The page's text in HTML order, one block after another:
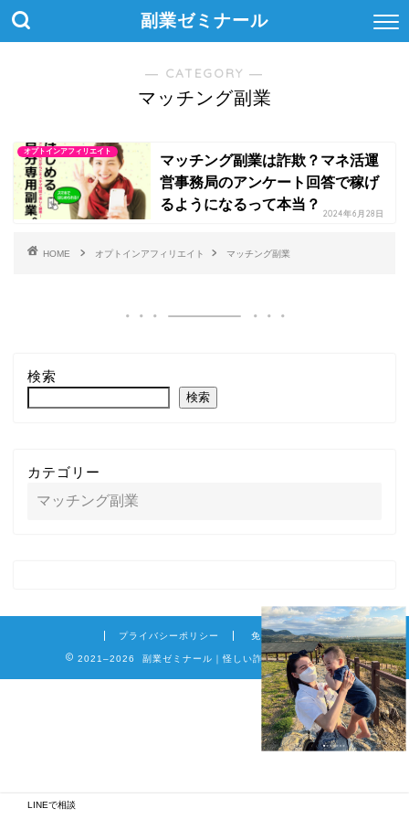
副業ゼミナール
― CATEGORY ―
マッチング副業
オプトインアフィリエイト
マッチング副業は詐欺？マネ活運
営事務局のアンケート回答で稼げ
るようになるって本当？
2024年6月28日
HOME オプトインアフィリエイト マッチング副業
検索
検索
カテゴリー
プライバシーポリシー 免責事項
2021–2026 副業ゼミナール｜怪しい詐欺副業を徹底調査
LINEで相談